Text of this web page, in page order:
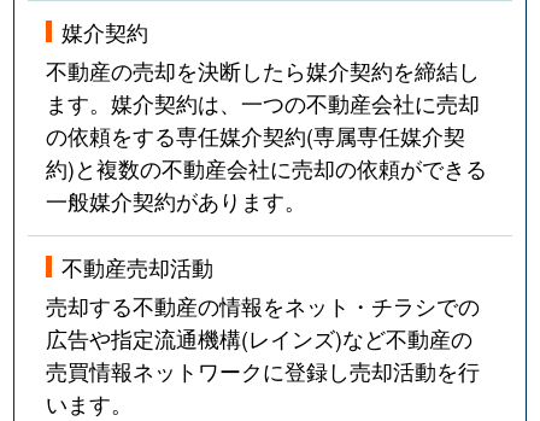
媒介契約
不動産の売却を決断したら媒介契約を締結し
ます。媒介契約は、一つの不動産会社に売却
の依頼をする専任媒介契約(専属専任媒介契
約)と複数の不動産会社に売却の依頼ができる
一般媒介契約があります。
不動産売却活動
売却する不動産の情報をネット・チラシでの
広告や指定流通機構(レインズ)など不動産の
売買情報ネットワークに登録し売却活動を行
います。